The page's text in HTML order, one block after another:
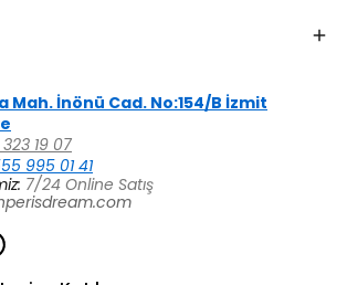
Mah. İnönü Cad. No:154/B İzmit
19 07
995 01 41
7/24 Online Satış